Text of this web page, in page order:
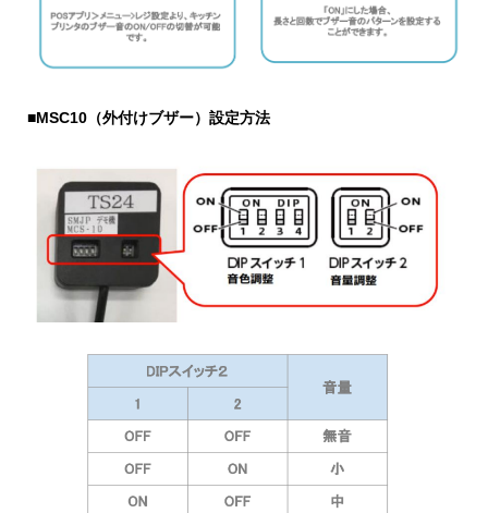
■MSC10（外付けブザー）設定方法